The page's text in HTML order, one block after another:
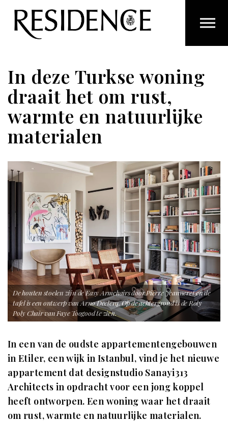
Overslaan en ga direct naar de inhoud
In deze Turkse woning
draait het om rust,
warmte en natuurlijke
materialen
De houten stoelen zijn de Easy Armchairs door Pierre Jeanneret en de
tafel is een ontwerp van Arno Declerq. Op de achtergrond is de Roly
Poly Chair van Faye Toogood te zien.
In een van de oudste appartementengebouwen
in Etiler, een wijk in Istanbul, vind je het nieuwe
appartement dat designstudio Sanayi313
Architects in opdracht voor een jong koppel
heeft ontworpen. Een woning waar het draait
om rust, warmte en natuurlijke materialen.